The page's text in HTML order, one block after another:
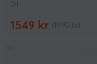
(5)
1549 kr